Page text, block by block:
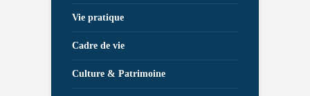
Vie pratique
Cadre de vie
Culture & Patrimoine